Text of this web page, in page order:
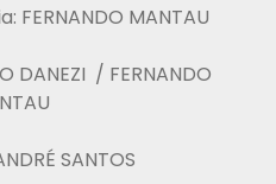
FERNANDO MANTAU
DANEZI / FERNANDO
SANTOS